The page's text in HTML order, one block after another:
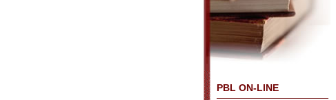
PBL ON-LINE